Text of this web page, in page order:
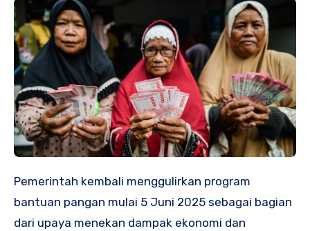
Pemerintah kembali menggulirkan program
bantuan pangan mulai 5 Juni 2025 sebagai bagian
dari upaya menekan dampak ekonomi dan